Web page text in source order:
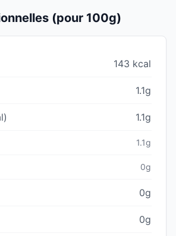
(pour 100g)
143 kcal
1.1g
1.1g
1.1g
0g
0g
0g